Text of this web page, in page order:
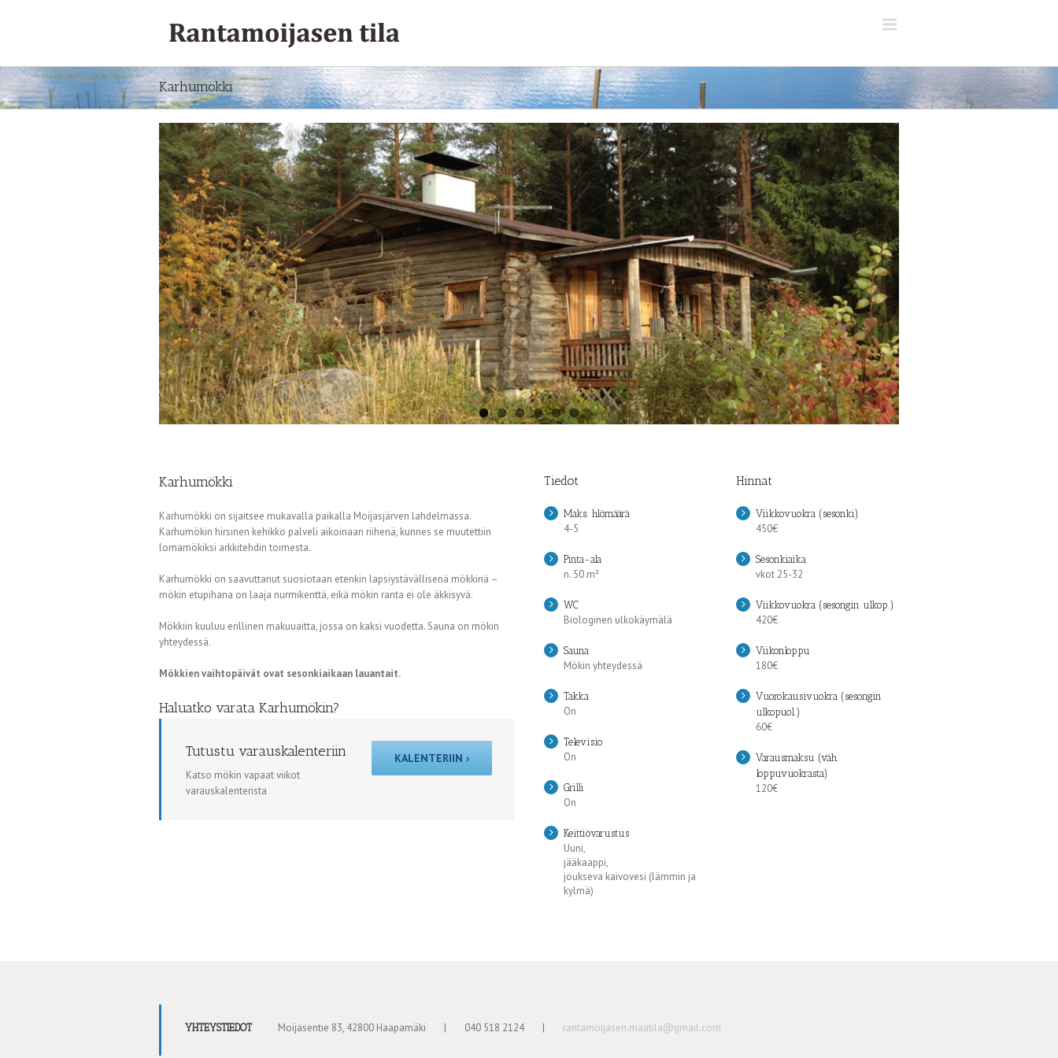
Karhumökki
Karhumökki
Karhumökki on sijaitsee mukavalla paikalla Moijasjärven lahdelmassa.
Karhumökin hirsinen kehikko palveli aikoinaan riihenä, kunnes se muutettiin
lomamökiksi arkkitehdin toimesta.
Karhumökki on saavuttanut suosiotaan etenkin lapsiystävällisenä mökkinä –
mökin etupihana on laaja nurmikenttä, eikä mökin ranta ei ole äkkisyvä.
Mökkiin kuuluu erillinen makuuaitta, jossa on kaksi vuodetta. Sauna on mökin
yhteydessä.
Mökkien vaihtopäivät ovat sesonkiaikaan lauantait.
Haluatko varata Karhumökin?
KALENTERIIN ›
Tutustu varauskalenteriin
Katso mökin vapaat viikot
varauskalenterista
Tiedot
Maks. hlömäärä
4-5
Pinta-ala
n. 50 m²
WC
Biologinen ulkokäymälä
Sauna
Mökin yhteydessä
Takka
On
Televisio
On
Grilli
On
Keittiövarustus
Uuni,
jääkaappi,
joukseva kaivovesi (lämmin ja
kylmä)
Hinnat
Viikkovuokra (sesonki)
450€
Sesonkiaika
vkot 25-32
Viikkovuokra (sesongin ulkop.)
420€
Viikonloppu
180€
Vuorokausivuokra (sesongin
ulkopuol.)
60€
Varausmaksu (väh.
loppuvuokrasta)
120€
YHTEYSTIEDOT Moijasentie 83, 42800 Haapamäki | 040 518 2124 | rantamoijasen.maatila@gmail.com